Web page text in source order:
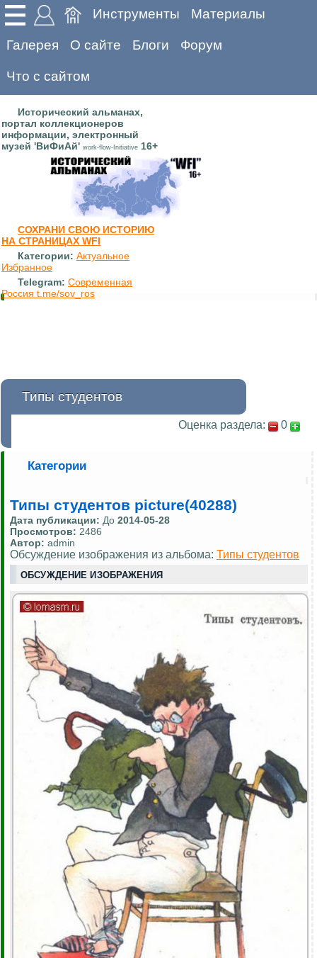
Инструменты Материалы
Галерея О сайте Блоги Форум
Что с сайтом
Исторический альманах,
портал коллекционеров
информации, электронный
музей 'ВиФиАй' work-flow-Initiative 16+
СОХРАНИ СВОЮ ИСТОРИЮ
НА СТРАНИЦАХ WFI
Категории: Актуальное
Избранное
Telegram: Современная
Россия t.me/sov_ros
Типы студентов
Оценка раздела: 0
Категории
Типы студентов picture(40288)
Дата публикации: До 2014-05-28
Просмотров: 2486
Автор: admin
Обсуждение изображения из альбома: Типы студентов
ОБСУЖДЕНИЕ ИЗОБРАЖЕНИЯ